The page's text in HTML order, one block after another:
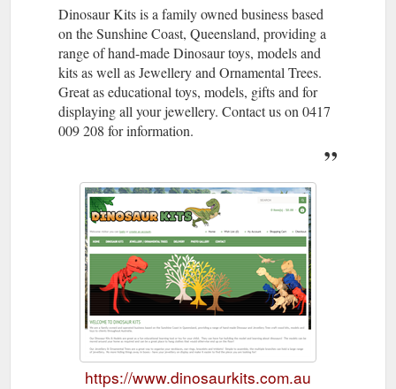
Dinosaur Kits is a family owned business based
on the Sunshine Coast, Queensland, providing a
range of hand-made Dinosaur toys, models and
kits as well as Jewellery and Ornamental Trees.
Great as educational toys, models, gifts and for
displaying all your jewellery. Contact us on 0417
009 208 for information.
https://www.dinosaurkits.com.au